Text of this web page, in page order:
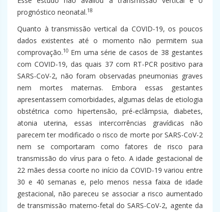
prognóstico neonatal.18
Quanto à transmissão vertical da COVID-19, os poucos
dados existentes até o momento não permitem sua
comprovação.10 Em uma série de casos de 38 gestantes
com COVID-19, das quais 37 com RT-PCR positivo para
SARS-CoV-2, não foram observadas pneumonias graves
nem mortes maternas. Embora essas gestantes
apresentassem comorbidades, algumas delas de etiologia
obstétrica como hipertensão, pré-eclâmpsia, diabetes,
atonia uterina, essas intercorrências gravídicas não
parecem ter modificado o risco de morte por SARS-CoV-2
nem se comportaram como fatores de risco para
transmissão do vírus para o feto. A idade gestacional de
22 mães dessa coorte no início da COVID-19 variou entre
30 e 40 semanas e, pelo menos nessa faixa de idade
gestacional, não pareceu se associar a risco aumentado
de transmissão materno-fetal do SARS-CoV-2, agente da